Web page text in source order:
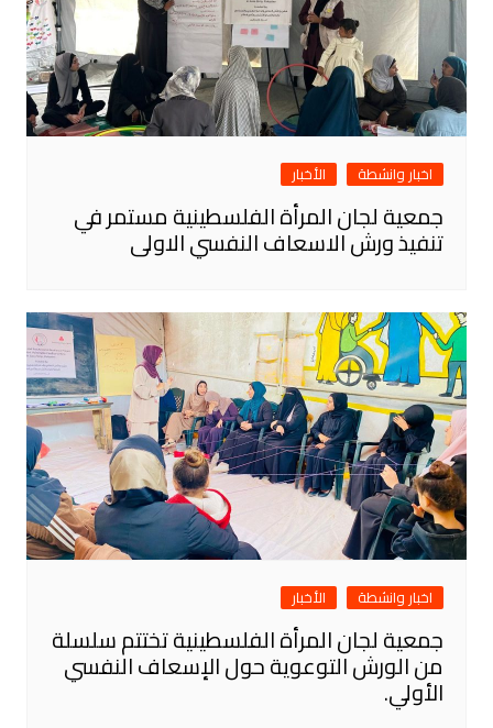
اخبار وانشطة الأخبار
جمعية لجان المرأة الفلسطينية مستمر في
تنفيذ ورش الاسعاف النفسي الاولى
اخبار وانشطة الأخبار
جمعية لجان المرأة الفلسطينية تختتم سلسلة
من الورش التوعوية حول الإسعاف النفسي
الأولي.